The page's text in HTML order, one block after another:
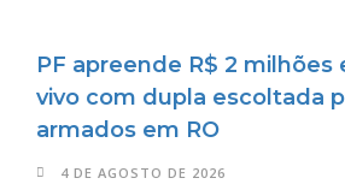
PF apreende R$ 2 milhões
vivo com dupla escoltada
armados em RO
4 DE AGOSTO DE 2026